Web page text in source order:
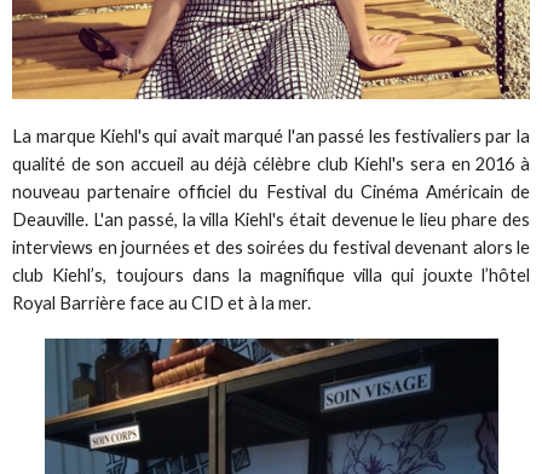
La marque Kiehl's qui avait marqué l'an passé les festivaliers par la
qualité de son accueil au déjà célèbre club Kiehl's sera en 2016 à
nouveau partenaire officiel du Festival du Cinéma Américain de
Deauville. L'an passé, la villa Kiehl's était devenue le lieu phare des
interviews en journées et des soirées du festival devenant alors le
club Kiehl’s, toujours dans la magnifique villa qui jouxte l’hôtel
Royal Barrière face au CID et à la mer.